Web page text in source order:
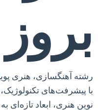
بروز
رشته آهنگسازی، هنری
با پیشرفت‌های
نوین هنری، ابعاد